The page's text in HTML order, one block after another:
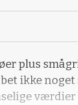
plus
ikke
værdier